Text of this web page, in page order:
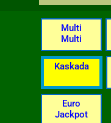
Multi
Multi
Kaskada
Euro
Jackpot